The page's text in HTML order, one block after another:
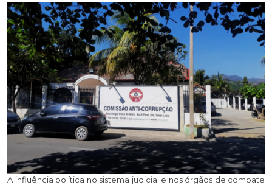
A influência política no sistema judicial e nos órgãos de combate